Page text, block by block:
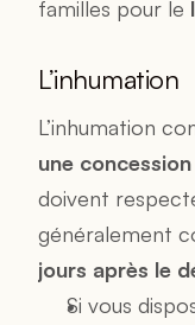
familles pour le
L’inhumation
L’inhumation
une
doivent
généralement
jours après le
Si vous